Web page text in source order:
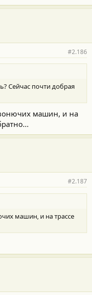
#2.186
Сейчас почти добрая
машин, и на
#2.187
машин, и на трассе